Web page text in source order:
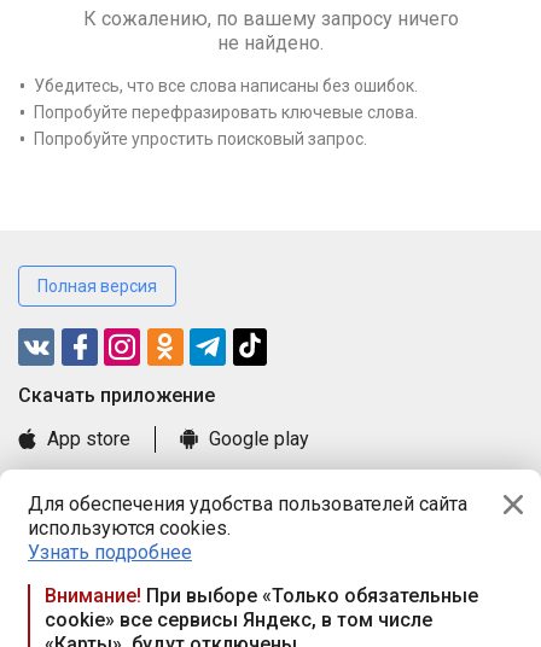
Для обеспечения удобства пользователей сайта
используются cookies.
Узнать подробнее
Внимание! При выборе «Только обязательные
cookie» все сервисы Яндекс, в том числе
К сожалению, по вашему запросу ничего
не найдено.
Убедитесь, что все слова написаны без ошибок.
Попробуйте перефразировать ключевые слова.
Попробуйте упростить поисковый запрос.
Полная версия
Cкачать приложение
App store
Google play
Книга замечаний и предложений
Правила и документы
Praca.by © 2000—2026, ООО «ПРАЦА БАЙ»
Республика Беларусь, 220114, г. Минск, пр-т Независимости
117а, пом. № 9.